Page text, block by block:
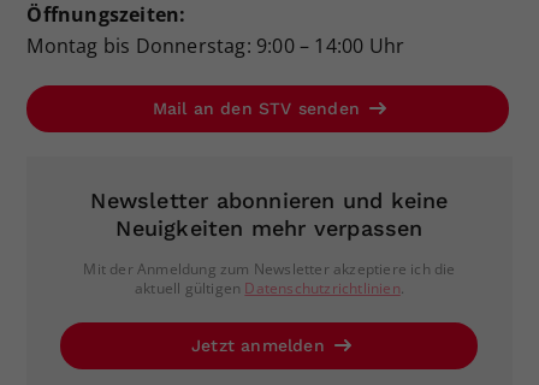
Öffnungszeiten:
Montag bis Donnerstag: 9:00 – 14:00 Uhr
Mail an den STV senden
Newsletter abonnieren und keine
Neuigkeiten mehr verpassen
Mit der Anmeldung zum Newsletter akzeptiere ich die
aktuell gültigen Datenschutzrichtlinien.
Jetzt anmelden